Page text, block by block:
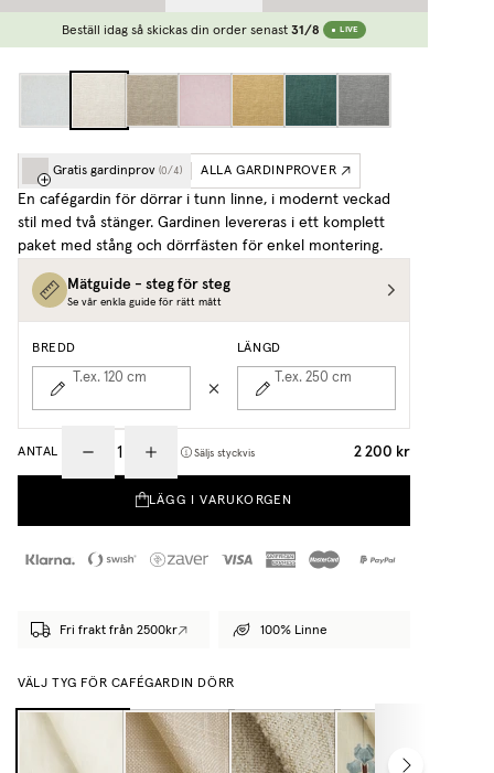
Beställ idag så skickas din order senast 31/8 LIVE
Gratis gardinprov (0/4) ALLA GARDINPROVER
En cafégardin för dörrar i tunn linne, i modernt veckad
stil med två stänger. Gardinen levereras i ett komplett
paket med stång och dörrfästen för enkel montering.
Mätguide - steg för steg
Se vår enkla guide för rätt mått
BREDD
T.ex. 120 cm
LÄNGD
T.ex. 250 cm
ANTAL Säljs styckvis 2 200 kr
LÄGG I VARUKORGEN
Fri frakt från 2500kr 100% Linne
VÄLJ TYG FÖR CAFÉGARDIN DÖRR